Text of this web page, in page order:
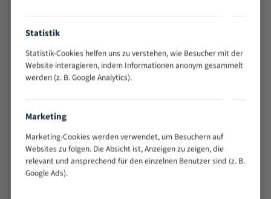
Widerstandsfähig gegen Zahnbruch auch bei
schwierigen Werkstücken (Materialmischung,
wechselnde Verbindungslängen)
Sehr geringe Vibration
Technische Beschreibung:
Positiver Spanwinkel
Bandkörper aus hochlegiertem Federstahl
Statistik
Statistik-Cookies helfen uns zu verstehen, wie Besucher mit der
Website interagieren, indem Informationen anonym gesammelt
werden (z. B. Google Analytics).
Marketing
Marketing-Cookies werden verwendet, um Besuchern auf
Websites zu folgen. Die Absicht ist, Anzeigen zu zeigen, die
relevant und ansprechend für den einzelnen Benutzer sind (z. B.
Google Ads).